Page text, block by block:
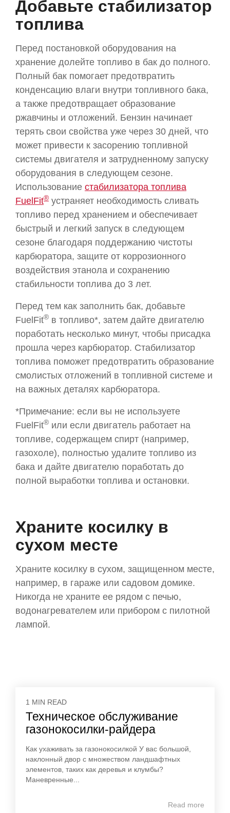
Добавьте стабилизатор
топлива
Перед постановкой оборудования на
хранение долейте топливо в бак до полного.
Полный бак помогает предотвратить
конденсацию влаги внутри топливного бака,
а также предотвращает образование
ржавчины и отложений. Бензин начинает
терять свои свойства уже через 30 дней, что
может привести к засорению топливной
системы двигателя и затрудненному запуску
оборудования в следующем сезоне.
Использование стабилизатора топлива
FuelFit® yстраняет необходимость сливать
топливо перед хранением и обеспечивает
быстрый и легкий запуск в следующем
сезоне благодаря поддержанию чистоты
карбюратора, защите от коррозионного
воздействия этанола и сохранению
стабильности топлива до 3 лет.
Перед тем как заполнить бак, добавьте
FuelFit® в топливо*, затем дайте двигателю
поработать несколько минут, чтобы присадка
прошла через карбюратор. Стабилизатор
топлива поможет предотвратить образование
смолистых отложений в топливной системе и
на важных деталях карбюратора.
*Примечание: если вы не используете
FuelFit® или если двигатель работает на
топливе, содержащем спирт (например,
газохоле), полностью удалите топливо из
бака и дайте двигателю поработать до
полной выработки топлива и остановки.
Храните косилку в
сухом месте
Храните косилку в сухом, защищенном месте,
например, в гараже или садовом домике.
Никогда не храните ее рядом с печью,
водонагревателем или прибором с пилотной
лампой.
1 MIN READ
Техническое обслуживание
газонокосилки-райдера
Как ухаживать за газонокосилкой У вас большой,
наклонный двор с множеством ландшафтных
элементов, таких как деревья и клумбы?
Маневренные...
Read more